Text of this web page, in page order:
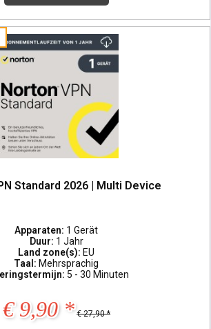
Standard 2026 | Multi Device
Apparaten: 1 Gerät
Duur: 1 Jahr
Land zone(s): EU
Taal: Mehrsprachig
5 - 30 Minuten
€ 9,90 * € 27,90 *